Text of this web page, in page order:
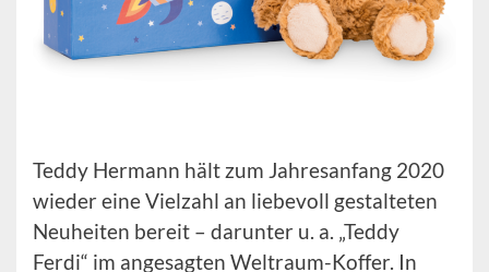
Teddy Hermann hält zum Jahresanfang 2020
wieder eine Vielzahl an liebevoll gestalteten
Neuheiten bereit – darunter u. a. „Teddy
Ferdi“ im angesagten Weltraum-Koffer. In